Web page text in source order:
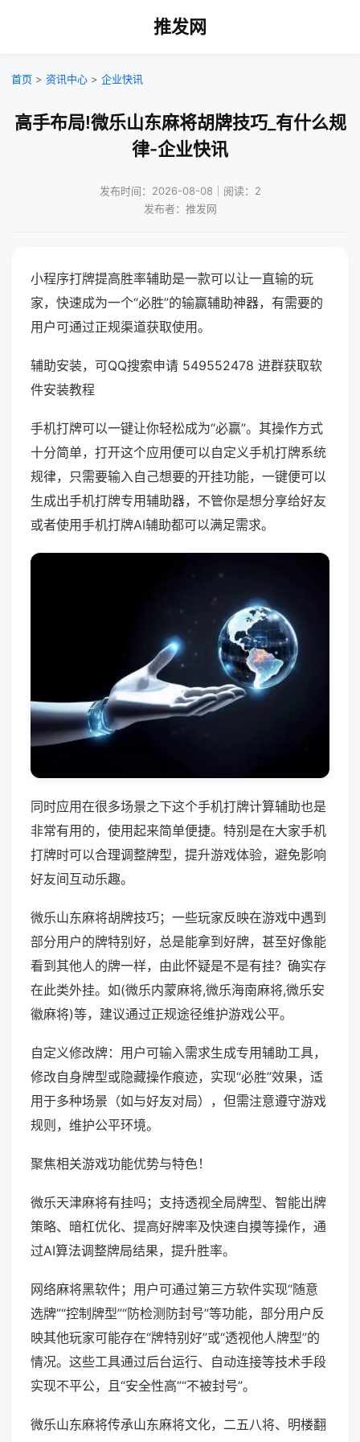
推发网
首页 > 资讯中心 > 企业快讯
高手布局!微乐山东麻将胡牌技巧_有什么规
律-企业快讯
发布时间：2026-08-08｜阅读：2
发布者：推发网
小程序打牌提高胜率辅助是一款可以让一直输的玩
家，快速成为一个“必胜”的输赢辅助神器，有需要的
用户可通过正规渠道获取使用。
辅助安装，可QQ搜索申请 549552478 进群获取软
件安装教程
手机打牌可以一键让你轻松成为“必赢”。其操作方式
十分简单，打开这个应用便可以自定义手机打牌系统
规律，只需要输入自己想要的开挂功能，一键便可以
生成出手机打牌专用辅助器，不管你是想分享给好友
或者使用手机打牌AI辅助都可以满足需求。
同时应用在很多场景之下这个手机打牌计算辅助也是
非常有用的，使用起来简单便捷。特别是在大家手机
打牌时可以合理调整牌型，提升游戏体验，避免影响
好友间互动乐趣。
微乐山东麻将胡牌技巧；一些玩家反映在游戏中遇到
部分用户的牌特别好，总是能拿到好牌，甚至好像能
看到其他人的牌一样，由此怀疑是不是有挂？确实存
在此类外挂。如(微乐内蒙麻将,微乐海南麻将,微乐安
徽麻将)等，建议通过正规途径维护游戏公平。
自定义修改牌：用户可输入需求生成专用辅助工具，
修改自身牌型或隐藏操作痕迹，实现“必胜”效果，适
用于多种场景（如与好友对局），但需注意遵守游戏
规则，维护公平环境。
聚焦相关游戏功能优势与特色！
微乐天津麻将有挂吗；支持透视全局牌型、智能出牌
策略、暗杠优化、提高好牌率及快速自摸等操作，通
过AI算法调整牌局结果，提升胜率。
网络麻将黑软件；用户可通过第三方软件实现“随意
选牌”“控制牌型”“防检测防封号”等功能，部分用户反
映其他玩家可能存在“牌特别好”或“透视他人牌型”的
情况。这些工具通过后台运行、自动连接等技术手段
实现不平公，且“安全性高”“不被封号”。
微乐山东麻将传承山东麻将文化，二五八将、明楼翻